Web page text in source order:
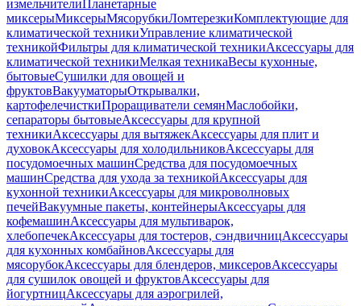
измельчителиПланетарные
миксерыМиксерыМясорубкиЛомтерезкиКомплектующие для
климатической техникиУправление климатической
техникойФильтры для климатической техникиАксессуары для
климатической техникиМелкая техникаВесы кухонные,
бытовыеСушилки для овощей и
фруктовВакууматорыОткрывалки,
картофелечисткиПроращиватели семянМаслобойки,
сепараторы бытовыеАксессуары для крупной
техникиАксессуары для вытяжекАксессуары для плит и
духовокАксессуары для холодильниковАксессуары для
посудомоечных машинСредства для посудомоечных
машинСредства для ухода за техникойАксессуары для
кухонной техникиАксессуары для микроволновых
печейВакуумные пакеты, контейнерыАксессуары для
кофемашинАксессуары для мультиварок,
хлебопечекАксессуары для тостеров, сэндвичницАксессуары
для кухонных комбайновАксессуары для
мясорубокАксессуары для блендеров, миксеровАксессуары
для сушилок овощей и фруктовАксессуары для
йогуртницАксессуары для аэрогрилей,